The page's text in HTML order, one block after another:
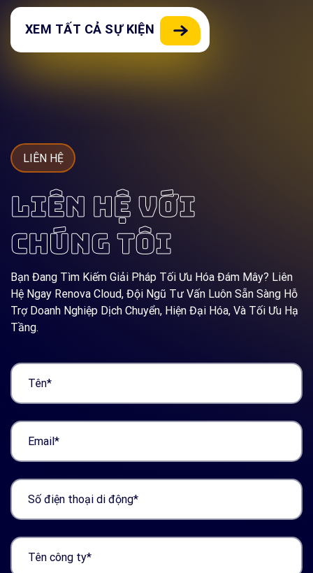
XEM TẤT CẢ SỰ KIỆN
LIÊN HỆ
LIÊN HỆ VỚI
CHÚNG TÔI
Bạn Đang Tìm Kiếm Giải Pháp Tối Ưu Hóa Đám Mây? Liên
Hệ Ngay Renova Cloud, Đội Ngũ Tư Vấn Luôn Sẵn Sàng Hỗ
Trợ Doanh Nghiệp Dịch Chuyển, Hiện Đại Hóa, Và Tối Ưu Hạ
Tầng.